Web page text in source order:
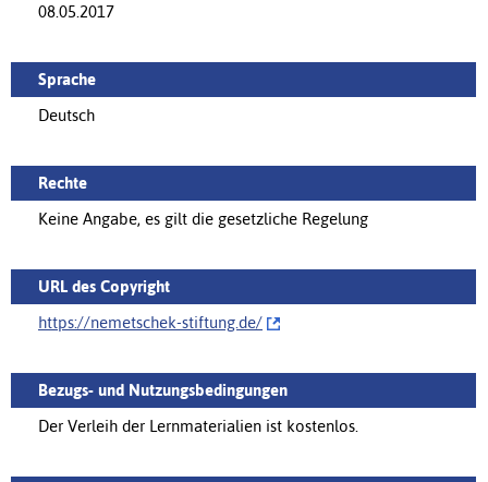
08.05.2017
Sprache
Deutsch
Rechte
Keine Angabe, es gilt die gesetzliche Regelung
URL des Copyright
https://nemetschek-stiftung.de/‌
Bezugs- und Nutzungsbedingungen
Der Verleih der Lernmaterialien ist kostenlos.